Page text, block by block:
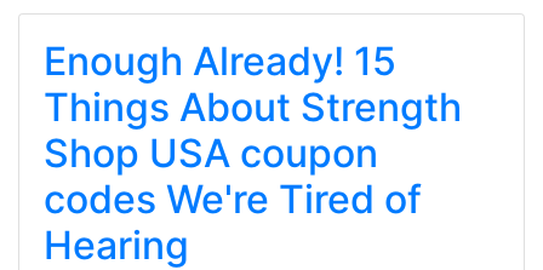
Enough Already! 15
Things About Strength
Shop USA coupon
codes We're Tired of
Hearing